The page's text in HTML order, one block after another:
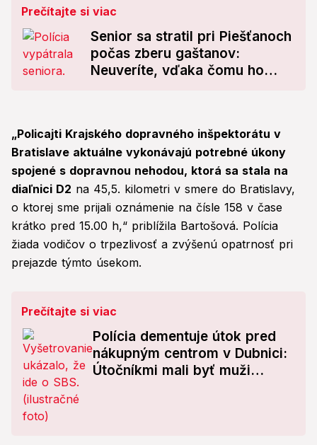
Prečítajte si viac
Senior sa stratil pri Piešťanoch
počas zberu gaštanov:
Neuveríte, vďaka čomu ho
„Policajti Krajského dopravného inšpektorátu v
Bratislave aktuálne vykonávajú potrebné úkony
spojené s dopravnou nehodou, ktorá sa stala na
diaľnici D2 na 45,5. kilometri v smere do Bratislavy,
o ktorej sme prijali oznámenie na čísle 158 v čase
krátko pred 15.00 h,“ priblížila Bartošová. Polícia
žiada vodičov o trpezlivosť a zvýšenú opatrnosť pri
prejazde týmto úsekom.
Prečítajte si viac
Polícia dementuje útok pred
nákupným centrom v Dubnici:
Útočníkmi mali byť muži